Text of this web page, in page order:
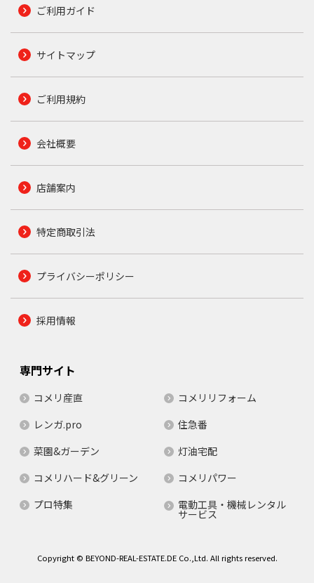
ご利用ガイド
サイトマップ
ご利用規約
会社概要
店舗案内
特定商取引法
プライバシーポリシー
採用情報
専門サイト
コメリ産直
コメリリフォーム
レンガ.pro
住急番
菜園&ガーデン
灯油宅配
コメリハード&グリーン
コメリパワー
プロ特集
電動工具・機械レンタル
サービス
Copyright © BEYOND-REAL-ESTATE.DE Co.,Ltd. All rights reserved.